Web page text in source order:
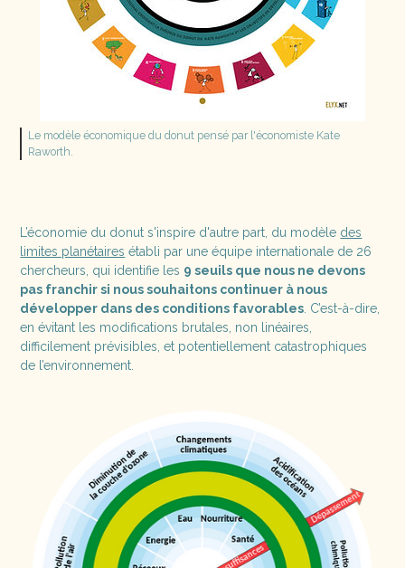
Le modèle économique du donut pensé par l'économiste Kate
Raworth.
L’économie du donut s'inspire d'autre part, du modèle des
limites planétaires établi par une équipe internationale de 26
chercheurs, qui identifie les 9 seuils que nous ne devons
pas franchir si nous souhaitons continuer à nous
développer dans des conditions favorables . C’est-à-dire,
en évitant les modifications brutales, non linéaires,
difficilement prévisibles, et potentiellement catastrophiques
de l’environnement.